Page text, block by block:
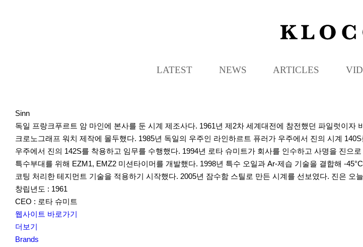
K
L
C
LATEST NEWS ARTICLES
Sinn
독일 프랑크푸르트 암 마인에 본사를 둔 시계 제조사다. 1961년 제2차 세계대전에 참전했던 파일럿이
크로노그래프 워치 제작에 몰두했다. 1985년 독일의 우주인 라인하르트 퓨러가 우주에서 진의 시계
우주에서 진의 142S를 착용하고 임무를 수행했다. 1994년 로타 슈미트가 회사를 인수하고 사명을 진으
특수부대를 위해 EZM1, EMZ2 미션타이머를 개발했다. 1998년 특수 오일과 Ar-제습 기술을 결합해 -
코팅 처리한 테지먼트 기술을 적용하기 시작했다. 2005년 잠수함 스틸로 만든 시계를 선보였다. 진은
창립년도 : 1961
CEO : 로타 슈미트
웹사이트 바로가기
더보기
Brands